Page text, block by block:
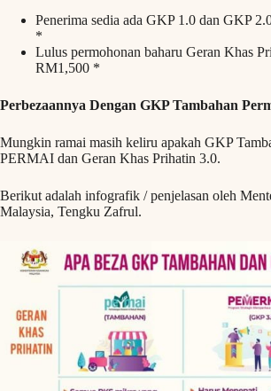
Penerima sedia ada GKP 1.0 dan GKP
*
Lulus permohonan baharu Geran Khas
RM1,500 *
Perbezaannya Dengan GKP Tambahan
Mungkin ramai masih keliru apakah GKP
PERMAI dan Geran Khas Prihatin 3.0.
Berikut adalah infografik / penjelasan oleh
Malaysia, Tengku Zafrul.